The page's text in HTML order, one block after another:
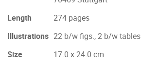
Length
274 pages
Illustrations 22 b/w figs., 2 b/w tables
Size
17.0 x 24.0 cm